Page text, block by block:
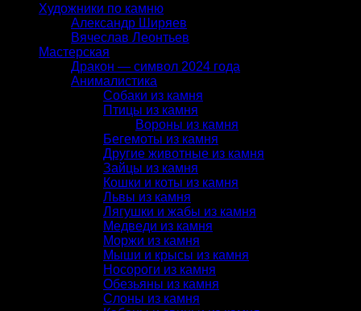
Художники по камню
Александр Ширяев
Вячеслав Леонтьев
Мастерская
Дракон — символ 2024 года
Анималистика
Собаки из камня
Птицы из камня
Вороны из камня
Бегемоты из камня
Другие животные из камня
Зайцы из камня
Кошки и коты из камня
Львы из камня
Лягушки и жабы из камня
Медведи из камня
Моржи из камня
Мыши и крысы из камня
Носороги из камня
Обезьяны из камня
Слоны из камня